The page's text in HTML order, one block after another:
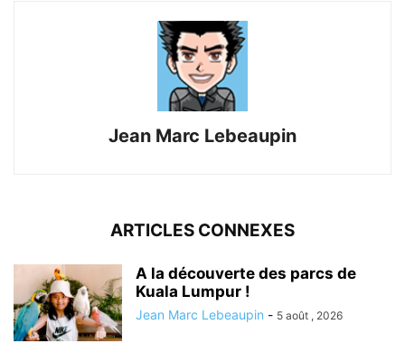
Jean Marc Lebeaupin
ARTICLES CONNEXES
A la découverte des parcs de
Kuala Lumpur !
Jean Marc Lebeaupin - 5 août , 2026